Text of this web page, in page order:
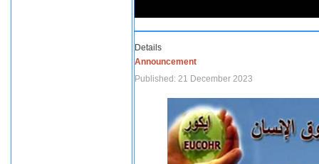
Details
Announcement
Published: 21 December 2023